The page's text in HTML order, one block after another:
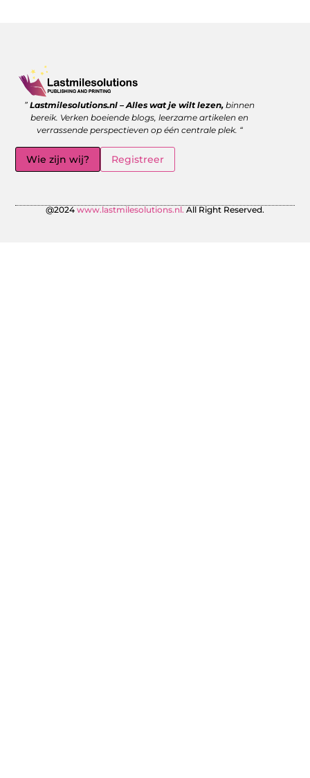
”Lastmilesolutions.nl – Alles wat je wilt lezen, binnen
bereik. Verken boeiende blogs, leerzame artikelen en
verrassende perspectieven op één centrale plek. “
Wie zijn wij? Registreer
@2024 www.lastmilesolutions.nl. All Right Reserved.